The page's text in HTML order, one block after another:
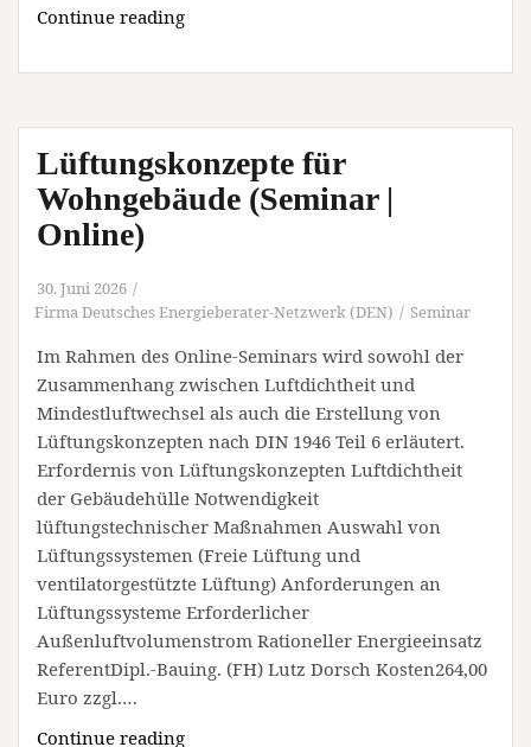
Continue readingZum
Wohnraumlüftung
|
Online)
Lüftungskonzepte für
Wohngebäude (Seminar |
Online)
30. Juni 2026
Firma Deutsches Energieberater-Netzwerk (DEN)
Seminar
Im Rahmen des Online-Seminars wird sowohl der
Zusammenhang zwischen Luftdichtheit und
Mindestluftwechsel als auch die Erstellung von
Lüftungskonzepten nach DIN 1946 Teil 6 erläutert.
Erfordernis von Lüftungskonzepten Luftdichtheit
der Gebäudehülle Notwendigkeit
lüftungstechnischer Maßnahmen Auswahl von
Lüftungssystemen (Freie Lüftung und
ventilatorgestützte Lüftung) Anforderungen an
Lüftungssysteme Erforderlicher
Außenluftvolumenstrom Rationeller Energieeinsatz
ReferentDipl.-Bauing. (FH) Lutz Dorsch Kosten264,00
Euro zzgl.…
Continue readingLüftungskonzepte